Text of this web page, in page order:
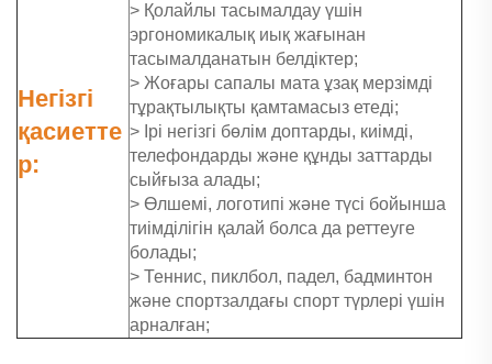
Негізгі
қасиетте
р:
> Қолайлы тасымалдау үшін
эргономикалық иық жағынан
тасымалданатын белдіктер;
> Жоғары сапалы мата ұзақ мерзімді
тұрақтылықты қамтамасыз етеді;
> Ірі негізгі бөлім доптарды, киімді,
телефондарды және құнды заттарды
сыйғыза алады;
> Өлшемі, логотипі және түсі бойынша
тиімділігін қалай болса да реттеуге
болады;
> Теннис, пиклбол, падел, бадминтон
және спортзалдағы спорт түрлері үшін
арналған;